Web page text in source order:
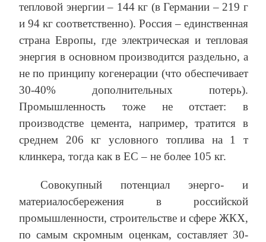
тепловой энергии – 144 кг (в Германии – 219 г
и 94 кг соответственно). Россия – единственная
страна Европы, где электрическая и тепловая
энергия в основном производится раздельно, а
не по принципу когенерации (что обеспечивает
30-40% дополнительных потерь).
Промышленность тоже не отстает: в
производстве цемента, например, тратится в
среднем 206 кг условного топлива на 1 т
клинкера, тогда как в ЕС – не более 105 кг.
Совокупный потенциал энерго- и
материалосбережения в российской
промышленности, строительстве и сфере ЖКХ,
по самым скромным оценкам, составляет 30-